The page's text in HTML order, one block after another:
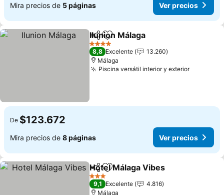
Mira precios de 5 páginas Ver precios
CompartirAgregar a favoritos
Ilunion Málaga
4 Estrellas
8,8 Excelente
13.260
Málaga
Piscina versátil interior y exterior
De $123.672
Mira precios de 8 páginas Ver precios
CompartirAgregar a favoritos
Hotel Málaga Vibes
3 Estrellas
9,1 Excelente
4.816
Málaga